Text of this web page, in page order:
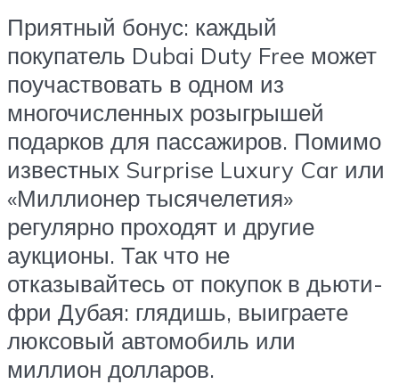
Приятный бонус: каждый
покупатель Dubai Duty Free может
поучаствовать в одном из
многочисленных розыгрышей
подарков для пассажиров. Помимо
известных Surprise Luxury Car или
«Миллионер тысячелетия»
регулярно проходят и другие
аукционы. Так что не
отказывайтесь от покупок в дьюти-
фри Дубая: глядишь, выиграете
люксовый автомобиль или
миллион долларов.